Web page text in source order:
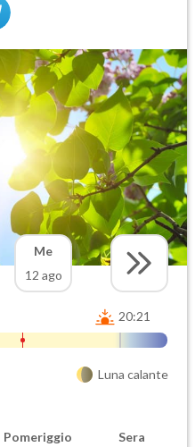
Me
12 ago
20:21
Luna calante
Pomeriggio Sera